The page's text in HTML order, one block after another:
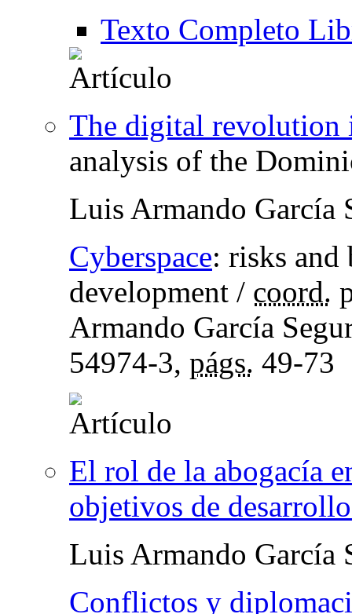
Texto Completo
The digital revolution
analysis of the
Luis Armando García
Cyberspace: risks and
development / coord.
Armando García
54974-3, págs. 49-73
El rol de la abogacía
objetivos de
Luis Armando García
Conflictos y